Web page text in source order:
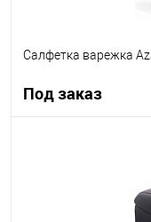
Салфетка варежка
Под заказ